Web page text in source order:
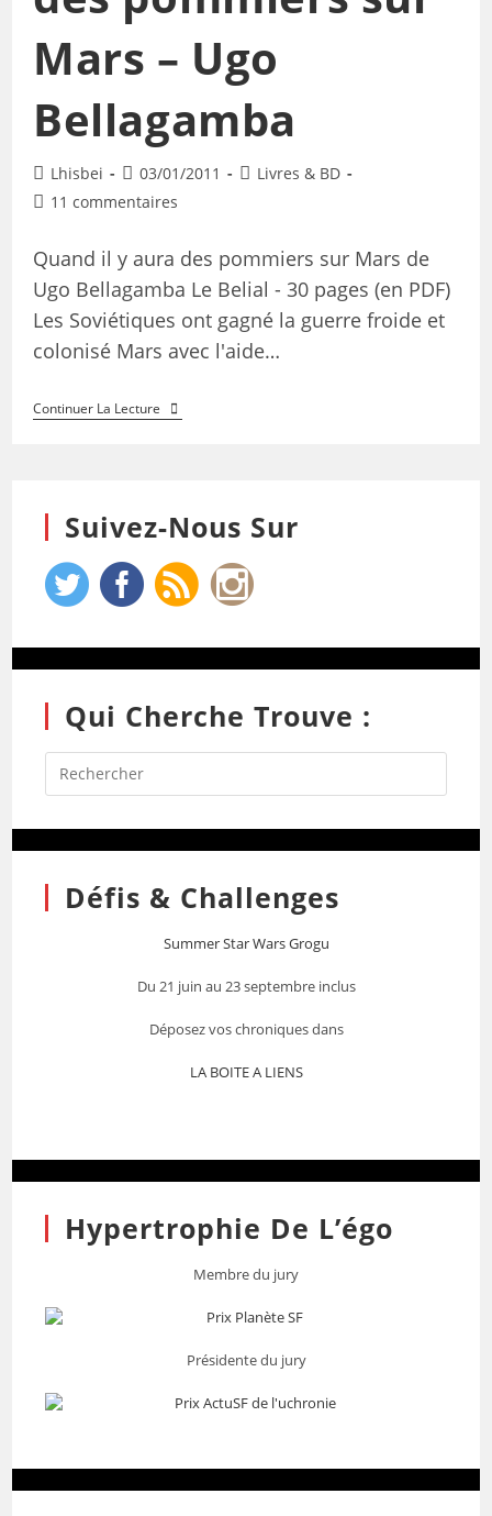
Mars – Ugo
Bellagamba
Lhisbei 03/01/2011
Livres & BD
11 commentaires
Quand il y aura des pommiers sur Mars de
Ugo Bellagamba Le Belial - 30 pages (en PDF)
Les Soviétiques ont gagné la guerre froide et
colonisé Mars avec l'aide…
Continuer La Lecture
Suivez-Nous Sur
Qui Cherche Trouve :
Défis & Challenges
Summer Star Wars Grogu
Du 21 juin au 23 septembre inclus
Déposez vos chroniques dans
LA BOITE A LIENS
Hypertrophie De L’égo
Membre du jury
Présidente du jury